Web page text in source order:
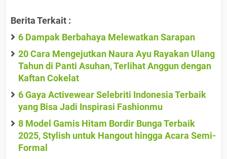
Berita Terkait :
6 Dampak Berbahaya Melewatkan Sarapan
20 Cara Mengejutkan Naura Ayu Rayakan Ulang
Tahun di Panti Asuhan, Terlihat Anggun dengan
Kaftan Cokelat
6 Gaya Activewear Selebriti Indonesia Terbaik
yang Bisa Jadi Inspirasi Fashionmu
8 Model Gamis Hitam Bordir Bunga Terbaik
2025, Stylish untuk Hangout hingga Acara Semi-
Formal